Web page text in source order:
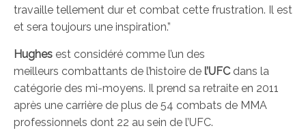
travaille tellement dur et combat cette frustration. Il est
et sera toujours une inspiration.”
Hughes est considéré comme l’un des
meilleurs combattants de l’histoire de l’UFC dans la
catégorie des mi-moyens. Il prend sa retraite en 2011
après une carrière de plus de 54 combats de MMA
professionnels dont 22 au sein de l’UFC.